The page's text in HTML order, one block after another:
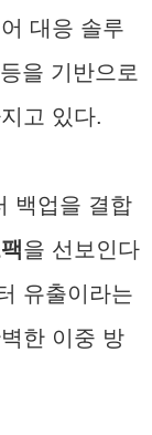
대응 솔루
을 기반으로
고 있다.
백업을 결합
을 선보인다
유출이라는
한 이중 방